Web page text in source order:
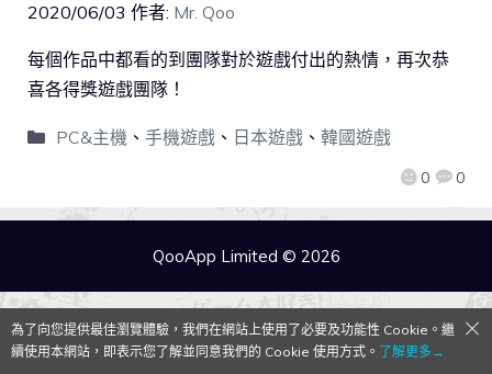
2020/06/03 作者: Mr. Qoo
0 0
每個作品中都看的到團隊對於遊戲付出的熱情，再次恭
喜各得獎遊戲團隊！
PC&主機、 手機遊戲、 日本遊戲、 韓國遊戲
QooApp Limited © 2026
為了向您提供最佳瀏覽體驗，我們在網站上使用了必要及功能性 Cookie。繼
續使用本網站，即表示您了解並同意我們的 Cookie 使用方式。 了解更多→